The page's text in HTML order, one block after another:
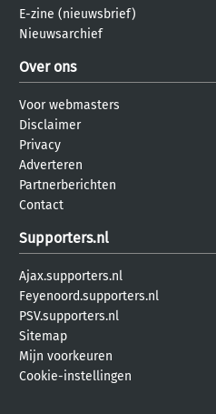
E-zine (nieuwsbrief)
Nieuwsarchief
Over ons
Voor webmasters
Disclaimer
Privacy
Adverteren
Partnerberichten
Contact
Supporters.nl
Ajax.supporters.nl
Feyenoord.supporters.nl
PSV.supporters.nl
Sitemap
Mijn voorkeuren
Cookie-instellingen